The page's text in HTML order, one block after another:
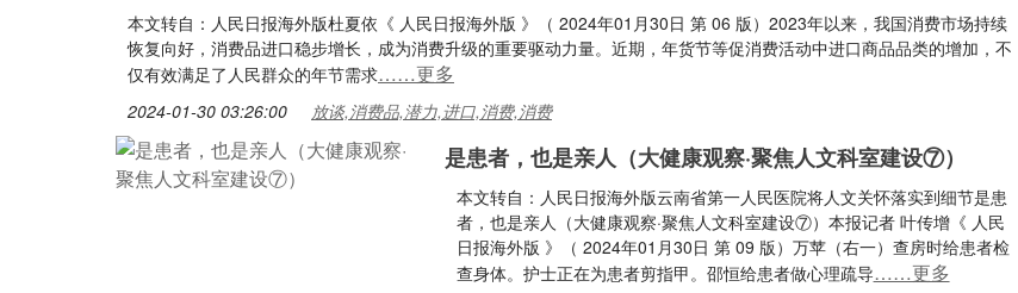
本文转自：人民日报海外版杜夏依《 人民日报海外版 》（ 2024年01月30日 第 06 版）2023年以来，我国消费市场持续
恢复向好，消费品进口稳步增长，成为消费升级的重要驱动力量。近期，年货节等促消费活动中进口商品品类的增加，不
仅有效满足了人民群众的年节需求……更多
2024-01-30 03:26:00 放谈,消费品,潜力,进口,消费,消费
是患者，也是亲人（大健康观察·聚焦人文科室建设⑦）
本文转自：人民日报海外版云南省第一人民医院将人文关怀落实到细节是患
者，也是亲人（大健康观察·聚焦人文科室建设⑦）本报记者 叶传增《 人民
日报海外版 》（ 2024年01月30日 第 09 版）万苹（右一）查房时给患者检
查身体。护士正在为患者剪指甲。邵恒给患者做心理疏导……更多